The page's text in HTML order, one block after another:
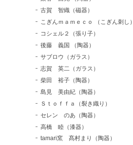
古賀 智織（磁器）
こぎんｍａｍｅｃｏ （こぎん刺し）
コシェル２（張り子）
後藤 義国 （陶器）
サブロウ（ガラス）
志賀 英二（ガラス）
柴田 裕子（陶器）
島見 美由紀（陶器）
Ｓｔｏｆｆａ（裂き織り）
セレン のあ（陶器）
高橋 睦（漆器）
tamari窯 髙村まり（陶器）